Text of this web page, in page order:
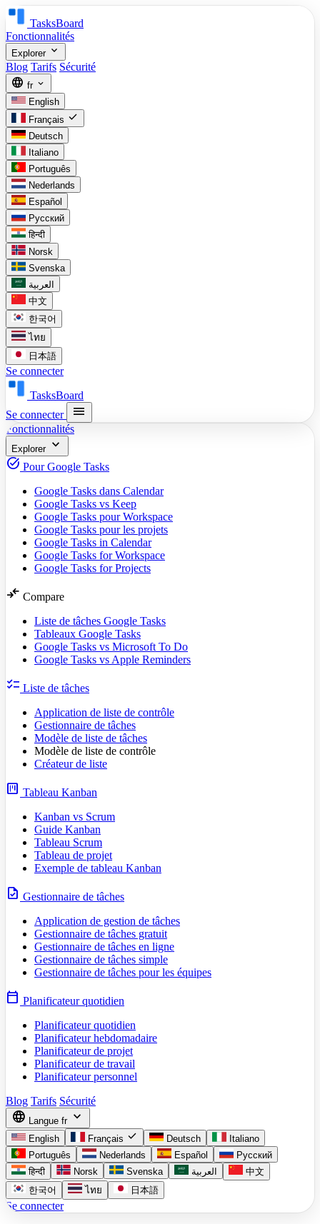
TasksBoard
Fonctionnalités
Explorer expand_more
Blog Tarifs Sécurité
language fr expand_more
English
Français check
Deutsch
Italiano
Português
Nederlands
Español
Русский
हिन्दी
Norsk
Svenska
العربية
中文
한국어
ไทย
日本語
Se connecter
TasksBoard
Se connecter
menu
Fonctionnalités
Explorer expand_more
task_alt Pour Google Tasks
Google Tasks dans Calendar
Google Tasks vs Keep
Google Tasks pour Workspace
Google Tasks pour les projets
Google Tasks in Calendar
Google Tasks for Workspace
Google Tasks for Projects
compare_arrows Compare
Liste de tâches Google Tasks
Tableaux Google Tasks
Google Tasks vs Microsoft To Do
Google Tasks vs Apple Reminders
checklist Liste de tâches
Application de liste de contrôle
Gestionnaire de tâches
Modèle de liste de tâches
Modèle de liste de contrôle
Créateur de liste
view_kanban Tableau Kanban
Kanban vs Scrum
Guide Kanban
Tableau Scrum
Tableau de projet
Exemple de tableau Kanban
task Gestionnaire de tâches
Application de gestion de tâches
Gestionnaire de tâches gratuit
Gestionnaire de tâches en ligne
Gestionnaire de tâches simple
Gestionnaire de tâches pour les équipes
calendar_today Planificateur quotidien
Planificateur quotidien
Planificateur hebdomadaire
Planificateur de projet
Planificateur de travail
Planificateur personnel
Blog Tarifs Sécurité
language Langue fr expand_more
English Français check Deutsch
Italiano
Português
Nederlands Español
Русский
हिन्दी
Norsk Svenska العربية
中文
한국어
ไทย 日本語
Se connecter